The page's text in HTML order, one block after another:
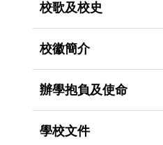
校歌及校史
校徽簡介
辦學抱負及使命
學校文件